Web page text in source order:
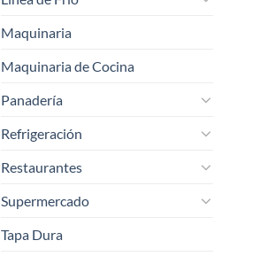
Maquinaria
Maquinaria de Cocina
Panadería
Refrigeración
Restaurantes
Supermercado
Tapa Dura